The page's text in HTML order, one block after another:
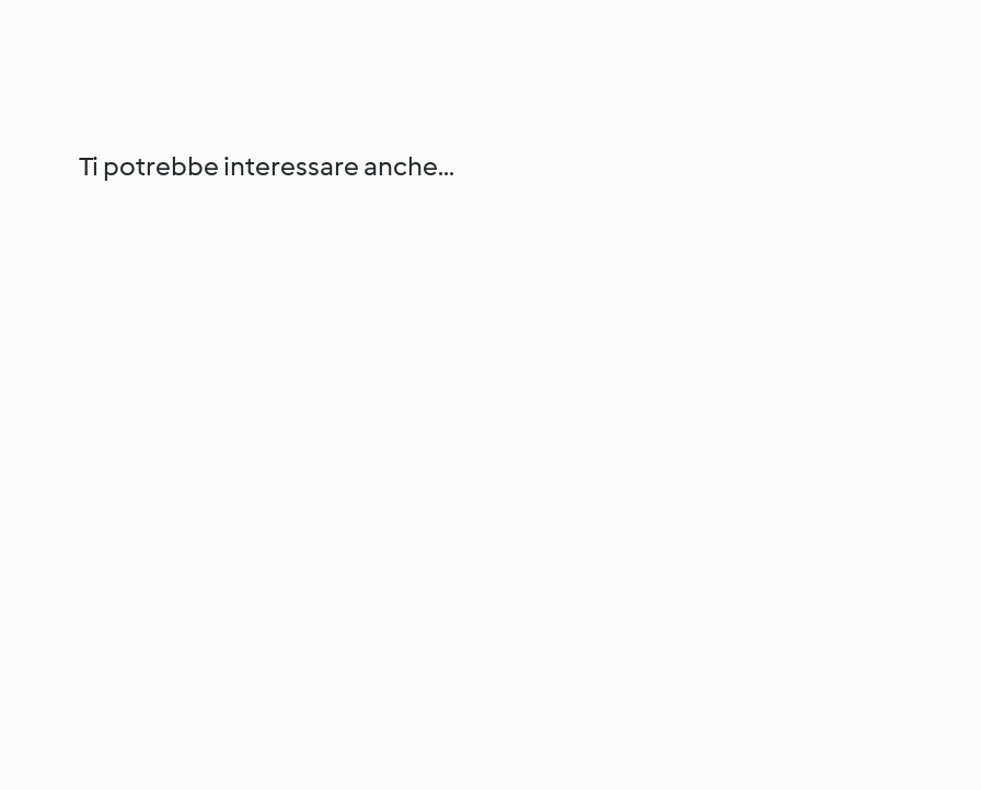
Ti potrebbe interessare anche...